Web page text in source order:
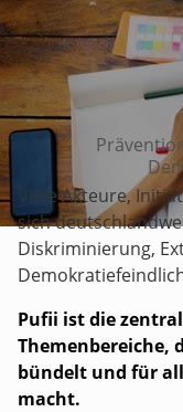
Viele Akteure,
sich
Diskriminierung,
Pufii ist die
Themenbereiche,
bündelt und für
macht.